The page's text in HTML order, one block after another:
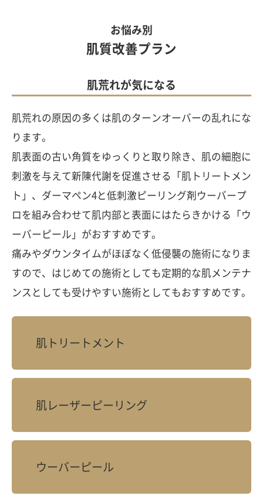
お悩み別
肌質改善プラン
肌荒れが気になる
肌荒れの原因の多くは肌のターンオーバーの乱れにな
ります。
肌表面の古い角質をゆっくりと取り除き、肌の細胞に
刺激を与えて新陳代謝を促進させる「肌トリートメン
ト」、ダーマペン4と低刺激ピーリング剤ウーバープ
ロを組み合わせて肌内部と表面にはたらきかける「ウ
ーバーピール」がおすすめです。
痛みやダウンタイムがほぼなく低侵襲の施術になりま
すので、はじめての施術としても定期的な肌メンテナ
ンスとしても受けやすい施術としてもおすすめです。
肌トリートメント
肌レーザーピーリング
ウーバーピール